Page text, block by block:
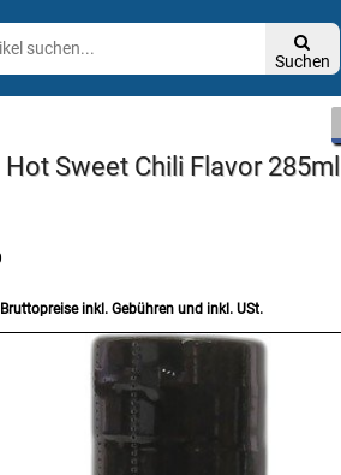

Suchen
Hot Sweet Chili Flavor 285ml
inkl. Gebühren und inkl. USt.